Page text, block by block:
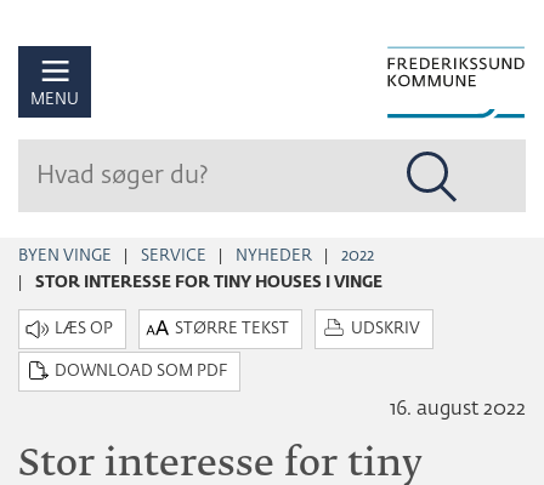
MENU
BYEN VINGE SERVICE NYHEDER
2022
STOR INTERESSE FOR TINY HOUSES I VINGE
STØRRE TEKST UDSKRIV
DOWNLOAD SOM PDF
16. august 2022
Stor interesse for tiny